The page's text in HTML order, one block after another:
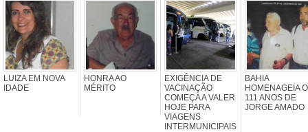
LUIZA EM NOVA
IDADE
HONRA AO
MÉRITO
EXIGÊNCIA DE
VACINAÇÃO
COMEÇA A VALER
HOJE PARA
VIAGENS
INTERMUNICIPAIS
BAHIA
HOMENAGEIA
111 ANOS DE
JORGE AMADO